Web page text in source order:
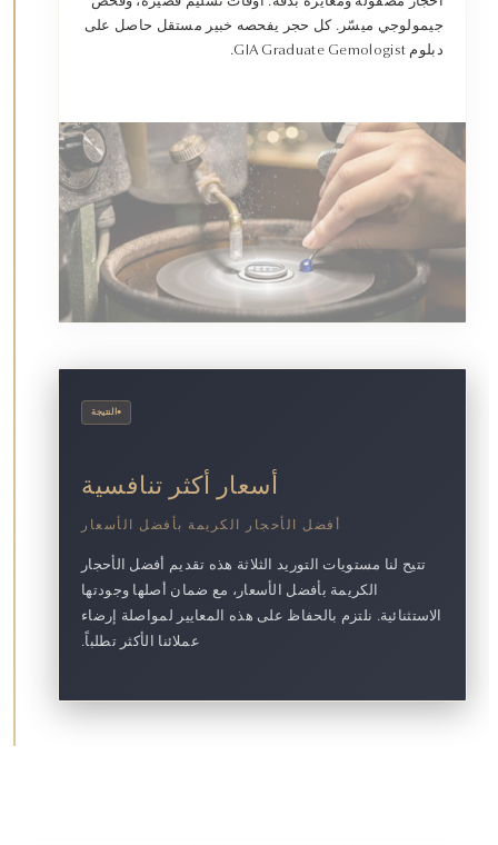
جيمولوجي ميسّر. كل حجر يفحصه خبير مستقل حاصل على
دبلوم GIA Graduate Gemologist.
النتيجة
أسعار أكثر تنافسية
أفضل الأحجار الكريمة بأفضل الأسعار
تتيح لنا مستويات التوريد الثلاثة هذه تقديم أفضل الأحجار
الكريمة بأفضل الأسعار، مع ضمان أصلها وجودتها
الاستثنائية. نلتزم بالحفاظ على هذه المعايير لمواصلة إرضاء
عملائنا الأكثر تطلباً.